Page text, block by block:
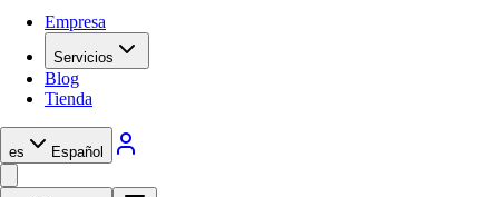
Empresa
Servicios
Blog
Tienda
es Español